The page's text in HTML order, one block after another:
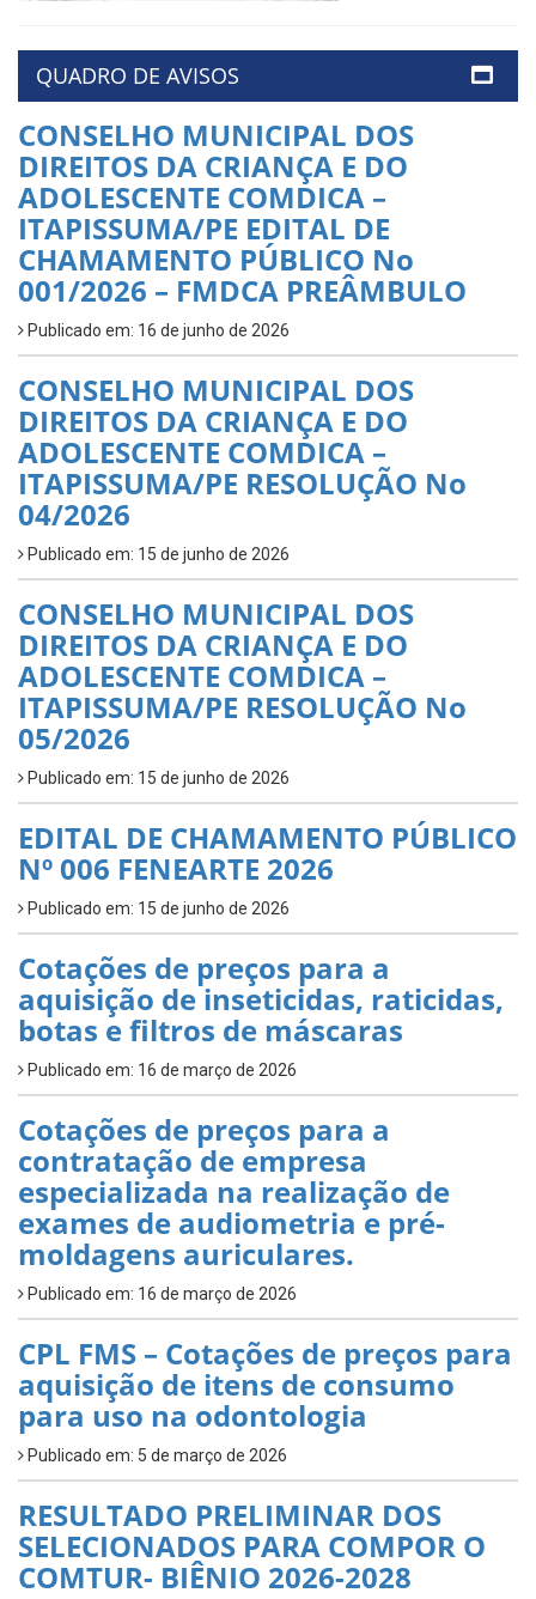
QUADRO DE AVISOS
CONSELHO MUNICIPAL DOS
DIREITOS DA CRIANÇA E DO
ADOLESCENTE COMDICA –
ITAPISSUMA/PE EDITAL DE
CHAMAMENTO PÚBLICO No
001/2026 – FMDCA PREÂMBULO
Publicado em: 16 de junho de 2026
CONSELHO MUNICIPAL DOS
DIREITOS DA CRIANÇA E DO
ADOLESCENTE COMDICA –
ITAPISSUMA/PE RESOLUÇÃO No
04/2026
Publicado em: 15 de junho de 2026
CONSELHO MUNICIPAL DOS
DIREITOS DA CRIANÇA E DO
ADOLESCENTE COMDICA –
ITAPISSUMA/PE RESOLUÇÃO No
05/2026
Publicado em: 15 de junho de 2026
EDITAL DE CHAMAMENTO PÚBLICO
Nº 006 FENEARTE 2026
Publicado em: 15 de junho de 2026
Cotações de preços para a
aquisição de inseticidas, raticidas,
botas e filtros de máscaras
Publicado em: 16 de março de 2026
Cotações de preços para a
contratação de empresa
especializada na realização de
exames de audiometria e pré-
moldagens auriculares.
Publicado em: 16 de março de 2026
CPL FMS – Cotações de preços para
aquisição de itens de consumo
para uso na odontologia
Publicado em: 5 de março de 2026
RESULTADO PRELIMINAR DOS
SELECIONADOS PARA COMPOR O
COMTUR- BIÊNIO 2026-2028